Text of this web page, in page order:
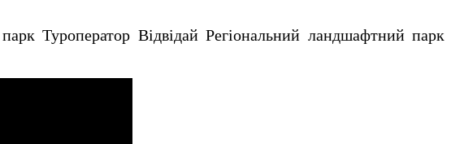
Відвідай Регіональний ландшафтний парк